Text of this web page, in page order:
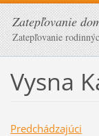
Zatepľovanie
Zatepľovanie
Vysna
Predchádzajúci